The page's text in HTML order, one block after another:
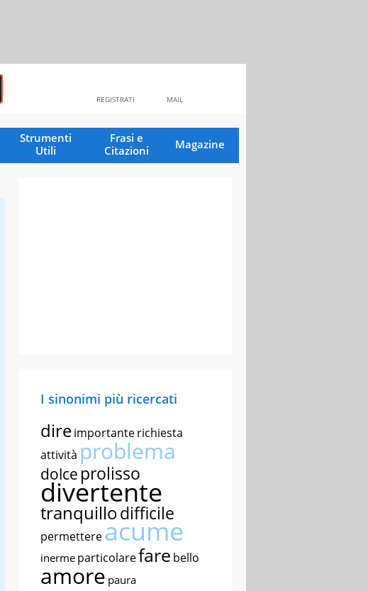
MAIL
REGISTRATI
Strumenti
Utili
Frasi e
Citazioni
Magazine
I sinonimi più ricercati
direimportanterichiesta
attività problema
dolce prolisso
divertente
tranquillodifficile
permettereacume
inerme particolarefare bello
amore paura